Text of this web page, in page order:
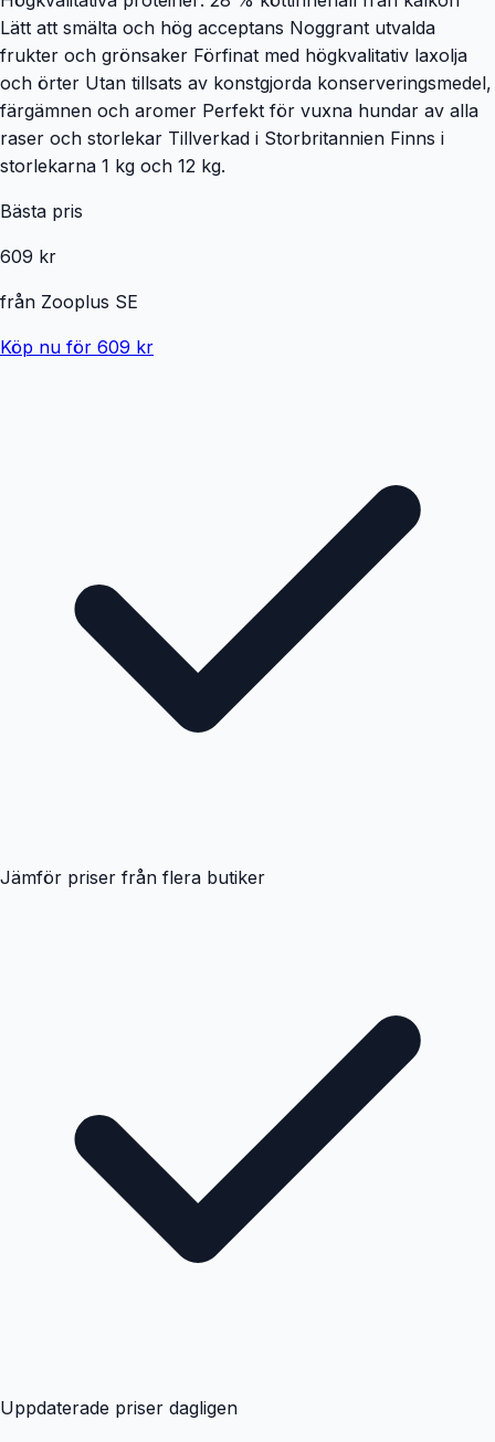
Lätt att smälta och hög acceptans Noggrant utvalda
frukter och grönsaker Förfinat med högkvalitativ laxolja
och örter Utan tillsats av konstgjorda konserveringsmedel,
färgämnen och aromer Perfekt för vuxna hundar av alla
raser och storlekar Tillverkad i Storbritannien Finns i
storlekarna 1 kg och 12 kg.
Bästa pris
609 kr
från Zooplus SE
Köp nu för 609 kr
Jämför priser från flera butiker
Uppdaterade priser dagligen